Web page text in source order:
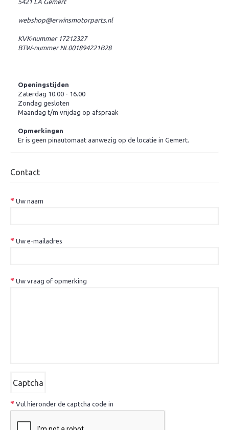
5421 LA Gemert
webshop@erwinsmotorparts.nl
KVK-nummer 17212327
BTW-nummer NL001894221B28
Openingstijden
Zaterdag 10.00 - 16.00
Zondag gesloten
Maandag t/m vrijdag op afspraak
Opmerkingen
Er is geen pinautomaat aanwezig op de locatie in Gemert.
Contact
Uw naam
Uw e-mailadres
Uw vraag of opmerking
Captcha
Vul hieronder de captcha code in